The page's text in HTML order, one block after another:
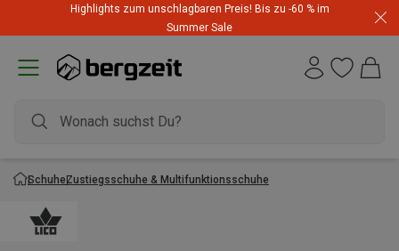
Highlights zum unschlagbaren Preis! Bis zu -60 % im
Summer Sale
SchuheZustiegsschuhe & Multifunktionsschuhe